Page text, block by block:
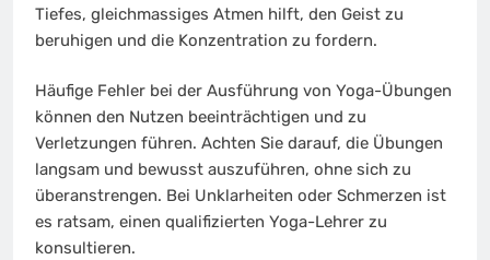
Tiefes, gleichmassiges Atmen hilft, den Geist zu
beruhigen und die Konzentration zu fordern.
Häufige Fehler bei der Ausführung von Yoga-Übungen
können den Nutzen beeinträchtigen und zu
Verletzungen führen. Achten Sie darauf, die Übungen
langsam und bewusst auszuführen, ohne sich zu
überanstrengen. Bei Unklarheiten oder Schmerzen ist
es ratsam, einen qualifizierten Yoga-Lehrer zu
konsultieren.